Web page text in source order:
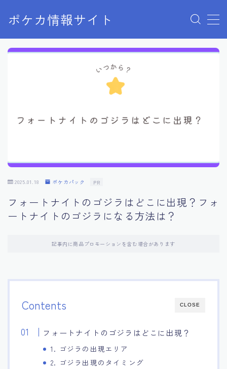
ポケカ情報サイト
MENU
Home
2025.01.18 ポケカパック PR
フォートナイトのゴジラはどこに出現？フォ
ートナイトのゴジラになる方法は？
記事内に商品プロモーションを含む場合があります
CLOSE
Contents
フォートナイトのゴジラはどこに出現？
1. ゴジラの出現エリア
2. ゴジラ出現のタイミング